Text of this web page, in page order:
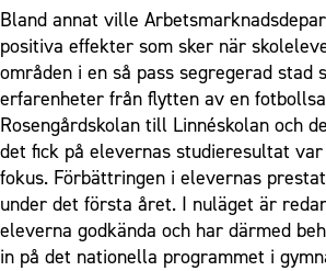
Malmö Trophy
Julshow
Inspiration
Vanliga frågor om 1910 Event
Nattfotboll
Himmelsblå Tillsammans
Karriärakademin
Grundskolefotboll mot rasismer
Skolakademier
Fonder
Historik – herrlaget
Historik – damlaget
Närstående organisationer
Policydokument
Personuppgiftspolicy
Bland annat ville
positiva effekter som sker när
områden i en så pass segregerad stad
erfarenheter från flytten av en
Rosengårdskolan till Linnéskolan och
det fick på elevernas studieresultat
fokus. Förbättringen i elevernas
under det första året. I nuläget är
eleverna godkända och har därmed
in på det nationella programmet i